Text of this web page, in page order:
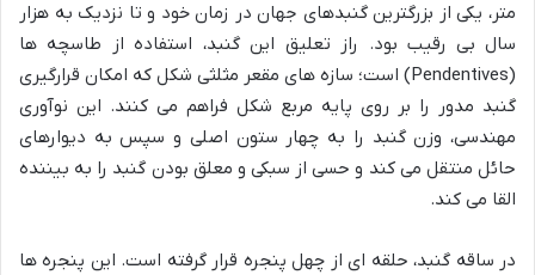
متر، یکی از بزرگترین گنبدهای جهان در زمان خود و تا نزدیک به هزار
سال بی رقیب بود. راز تعلیق این گنبد، استفاده از طاسچه ها
(Pendentives) است؛ سازه های مقعر مثلثی شکل که امکان قرارگیری
گنبد مدور را بر روی پایه مربع شکل فراهم می کنند. این نوآوری
مهندسی، وزن گنبد را به چهار ستون اصلی و سپس به دیوارهای
حائل منتقل می کند و حسی از سبکی و معلق بودن گنبد را به بیننده
القا می کند.
در ساقه گنبد، حلقه ای از چهل پنجره قرار گرفته است. این پنجره ها